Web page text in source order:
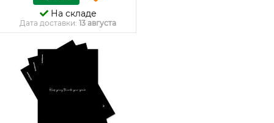
На складе
Дата доставки: 13 августа